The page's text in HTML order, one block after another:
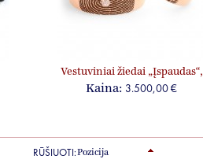
Vestuviniai žiedai „Įspaudas“,
jam ir jai
Kaina: 3.500,00 €
RŪŠIUOTI: